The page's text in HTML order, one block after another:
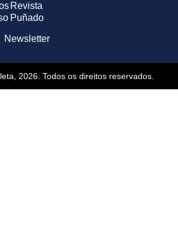
Revista
Puñado
Newsletter
2026. Todos os direitos reservados.